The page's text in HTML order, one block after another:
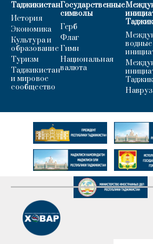
Таджикистан
История
Экономика
Культура и
образование
Туризм
Таджикистан
и мировое
сообщество
Государственные
символы
Герб
Флаг
Гимн
Национальная
валюта
водные
Навруз